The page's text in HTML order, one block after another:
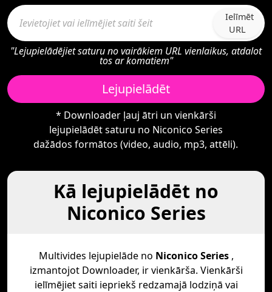
Ielīmēt
URL
"Lejupielādējiet saturu no vairākiem URL vienlaikus, atdalot
tos ar komatiem"
Lejupielādēt
* Downloader ļauj ātri un vienkārši
lejupielādēt saturu no Niconico Series
dažādos formātos (video, audio, mp3, attēli).
Kā lejupielādēt no
Niconico Series
Multivides lejupielāde no Niconico Series,
izmantojot Downloader, ir vienkārša. Vienkārši
ielīmējiet saiti iepriekš redzamajā lodziņā vai